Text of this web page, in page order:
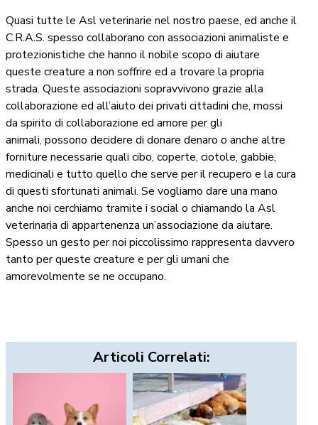
Quasi tutte le Asl veterinarie nel nostro paese, ed anche il
C.R.A.S. spesso collaborano con associazioni animaliste e
protezionistiche che hanno il nobile scopo di aiutare
queste creature a non soffrire ed a trovare la propria
strada. Queste associazioni sopravvivono grazie alla
collaborazione ed all’aiuto dei privati cittadini che, mossi
da spirito di collaborazione ed amore per gli
animali, possono decidere di donare denaro o anche altre
forniture necessarie quali cibo, coperte, ciotole, gabbie,
medicinali e tutto quello che serve per il recupero e la cura
di questi sfortunati animali. Se vogliamo dare una mano
anche noi cerchiamo tramite i social o chiamando la Asl
veterinaria di appartenenza un’associazione da aiutare.
Spesso un gesto per noi piccolissimo rappresenta davvero
tanto per queste creature e per gli umani che
amorevolmente se ne occupano.
Articoli Correlati: